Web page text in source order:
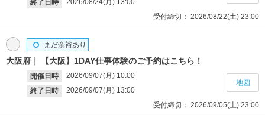
終了日時 2026/08/24(月) 13:00
受付締切： 2026/08/22(土) 23:00
大阪府 【大阪】1DAY仕事体験のご予約はこちら！
開催日時 2026/09/07(月) 10:00
終了日時
2026/09/07(月) 13:00
まだ余裕あり
受付締切： 2026/09/05(土) 23:00
地図